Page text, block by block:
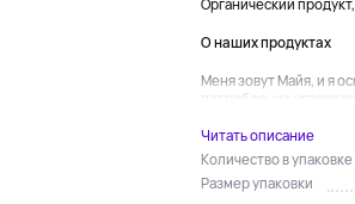
Органический
О наших продуктах
Меня зовут Майя, и я
потребление
Читать описание
Количество в упаковке
Размер упаковки